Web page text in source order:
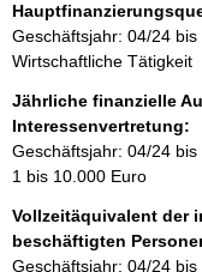
f
o
r
m
a
t
i
n
e
Geschäftsjahr: 04/24 bis
Wirtschaftliche Tätigkeit
Jährliche finanzielle
Interessenvertretung:
Geschäftsjahr: 04/24 bis
1 bis 10.000 Euro
Vollzeitäquivalent der
beschäftigten
Geschäftsjahr: 04/24 bis